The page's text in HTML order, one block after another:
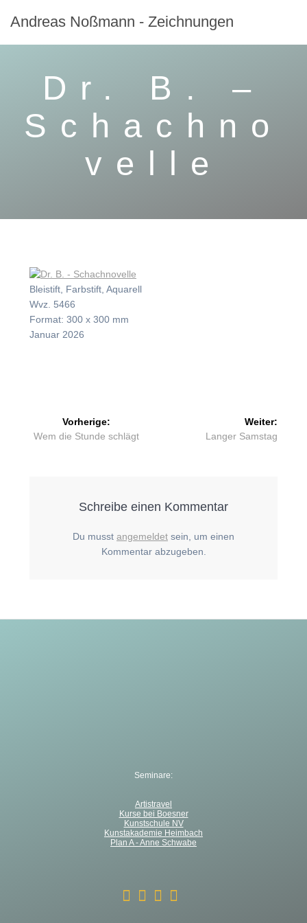
Inhalt
Andreas Noßmann - Zeichnungen
Dr. B. –
Schachno
velle
Bleistift, Farbstift, Aquarell
Wvz. 5466
Format: 300 x 300 mm
Januar 2026
Beitragsnavigation
Vorherige:
Vorheriger
Wem die Stunde schlägt
Weiter:
Nächster
Langer Samstag
Schreibe einen Kommentar
Du musst angemeldet sein, um einen
Kommentar abzugeben.
Seminare:
Artistravel
Kurse bei Boesner
Kunstschule NV
Kunstakademie Heimbach
Plan A - Anne Schwabe